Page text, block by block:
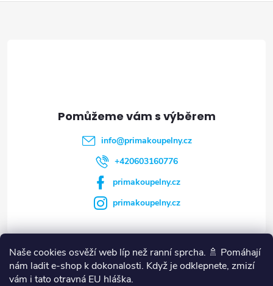
Naše cookies osvěží web líp než ranní sprcha. 🚿 Pomáhají
nám ladit e-shop k dokonalosti. Když je odklepnete, zmizí
vám i tato otravná EU hláška.
info@primakoupelny.cz
+420603160776
primakoupelny.cz
primakoupelny.cz
Vše o nákupu